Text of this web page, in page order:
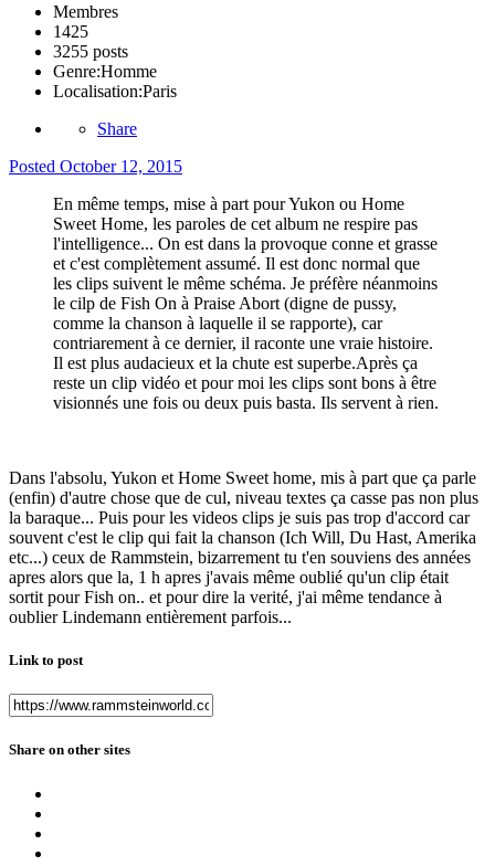
Membres
1425
3255 posts
Genre:Homme
Localisation:Paris
Share
Posted October 12, 2015
En même temps, mise à part pour Yukon ou Home
Sweet Home, les paroles de cet album ne respire pas
l'intelligence... On est dans la provoque conne et grasse
et c'est complètement assumé. Il est donc normal que
les clips suivent le même schéma. Je préfère néanmoins
le cilp de Fish On à Praise Abort (digne de pussy,
comme la chanson à laquelle il se rapporte), car
contriarement à ce dernier, il raconte une vraie histoire.
Il est plus audacieux et la chute est superbe.Après ça
reste un clip vidéo et pour moi les clips sont bons à être
visionnés une fois ou deux puis basta. Ils servent à rien.
Dans l'absolu, Yukon et Home Sweet home, mis à part que ça parle
(enfin) d'autre chose que de cul, niveau textes ça casse pas non plus
la baraque... Puis pour les videos clips je suis pas trop d'accord car
souvent c'est le clip qui fait la chanson (Ich Will, Du Hast, Amerika
etc...) ceux de Rammstein, bizarrement tu t'en souviens des années
apres alors que la, 1 h apres j'avais même oublié qu'un clip était
sortit pour Fish on.. et pour dire la verité, j'ai même tendance à
oublier Lindemann entièrement parfois...
Link to post
Share on other sites